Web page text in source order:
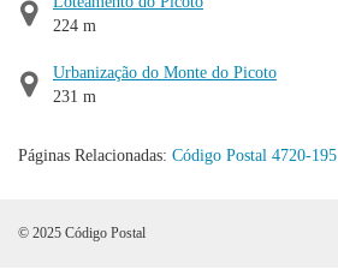
224 m
Urbanização do Monte do Picoto
231 m
Páginas Relacionadas: Código Postal 4720-195
© 2025 Código Postal